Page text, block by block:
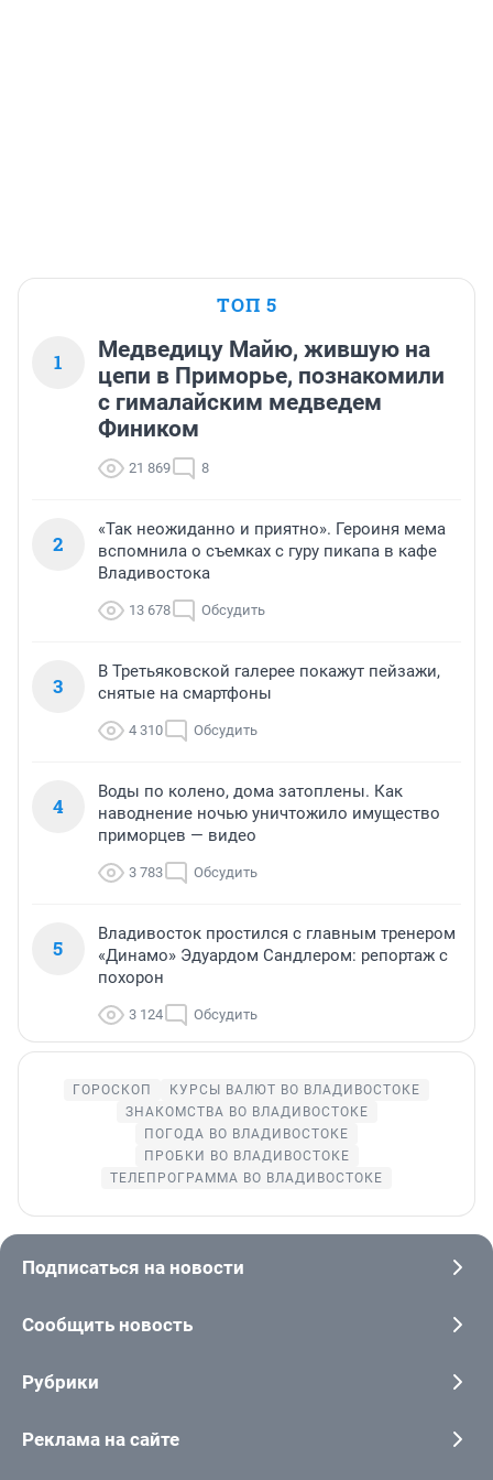
ТОП 5
1
Медведицу Майю, жившую на
цепи в Приморье, познакомили
с гималайским медведем
Фиником
21 869 8
2
«Так неожиданно и приятно». Героиня мема
вспомнила о съемках с гуру пикапа в кафе
Владивостока
13 678 Обсудить
3
В Третьяковской галерее покажут пейзажи,
снятые на смартфоны
4 310 Обсудить
4
Воды по колено, дома затоплены. Как
наводнение ночью уничтожило имущество
приморцев — видео
3 783 Обсудить
5
Владивосток простился с главным тренером
«Динамо» Эдуардом Сандлером: репортаж с
похорон
3 124 Обсудить
ГОРОСКОП
КУРСЫ ВАЛЮТ ВО ВЛАДИВОСТОКЕ
ЗНАКОМСТВА ВО ВЛАДИВОСТОКЕ
ПОГОДА ВО ВЛАДИВОСТОКЕ
ПРОБКИ ВО ВЛАДИВОСТОКЕ
ТЕЛЕПРОГРАММА ВО ВЛАДИВОСТОКЕ
Подписаться на новости
Сообщить новость
Рубрики
Реклама на сайте